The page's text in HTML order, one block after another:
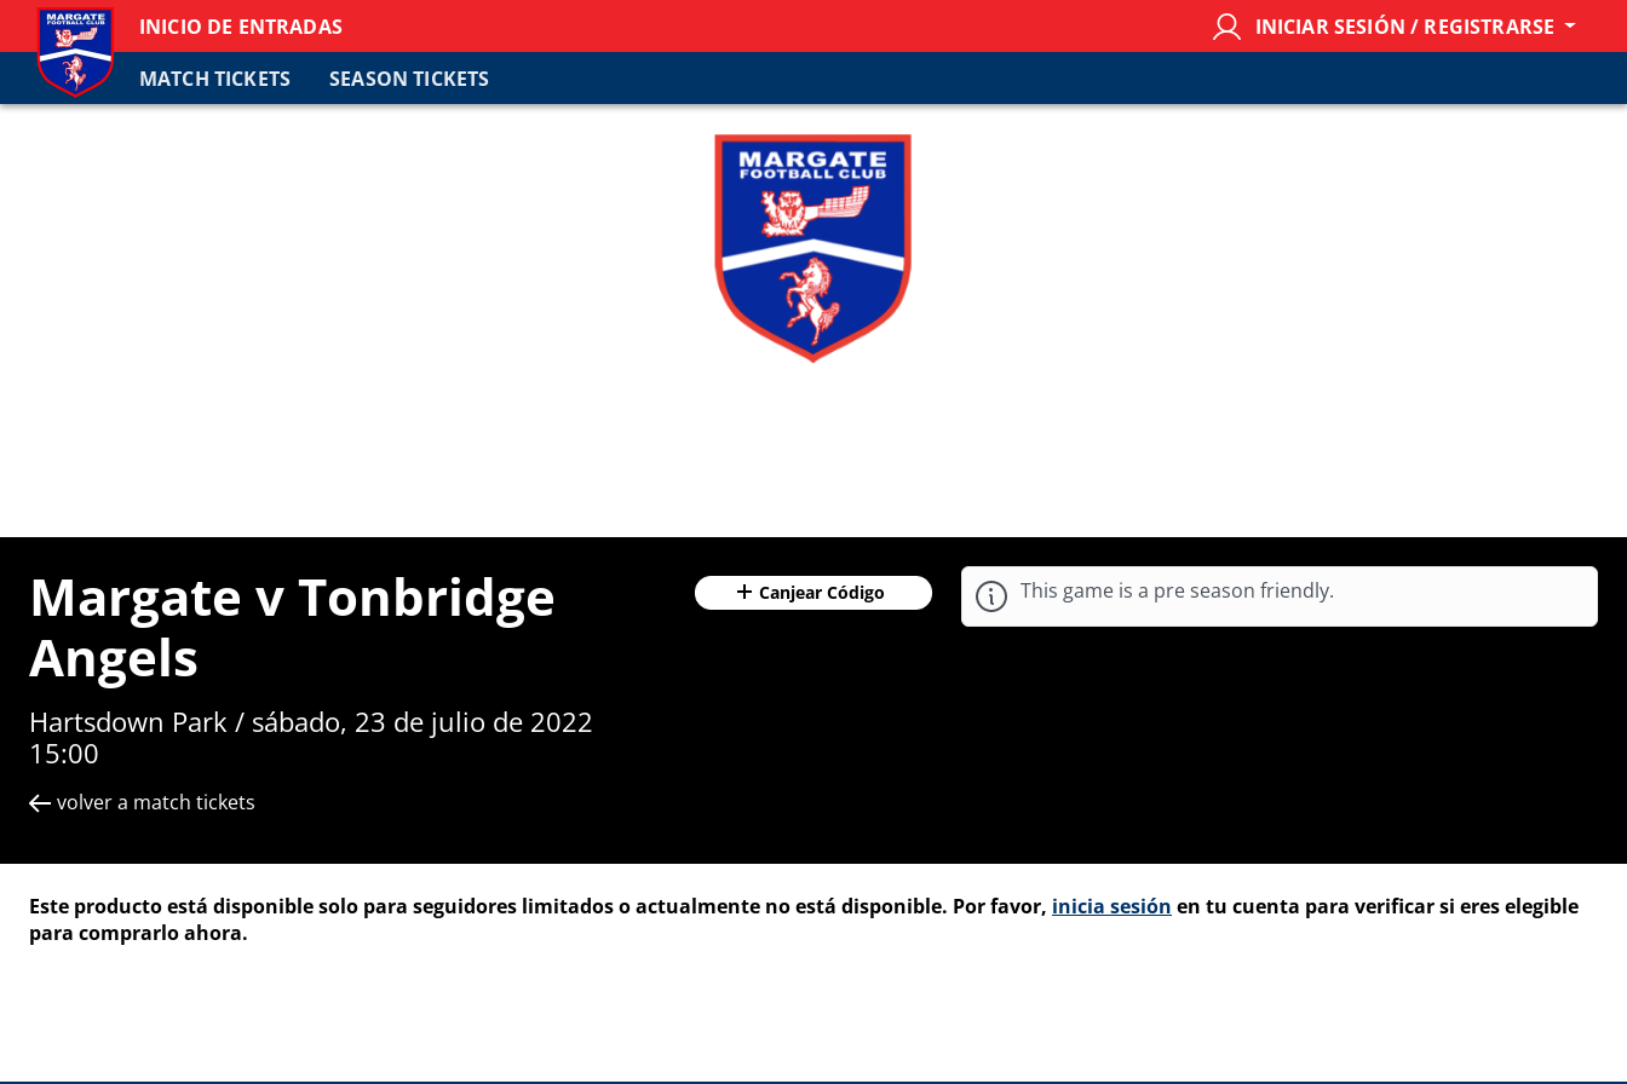
INICIO DE ENTRADAS
INICIAR SESIÓN / REGISTRARSE
MATCH TICKETS
SEASON TICKETS
Margate v Tonbridge
Angels
Hartsdown Park / sábado, 23 de julio de 2022
15:00
volver a match tickets
Canjear Código This game is a pre season friendly.
Este producto está disponible solo para seguidores limitados o actualmente no está disponible. Por favor, inicia sesión en tu cuenta para verificar si eres elegible
para comprarlo ahora.